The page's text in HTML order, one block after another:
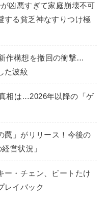
凶悪すぎて家庭崩壊不可
する貧乏神なすりつけ極
作構想を撤回の衝撃…
た波紋
相は…2026年以降の「ゲ
罠」がリリース！今後の
営状況」
ー・チェン、ビートたけ
レイバック